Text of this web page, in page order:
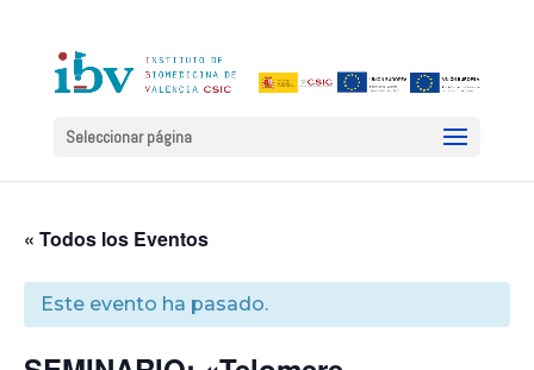
Seleccionar página
« Todos los Eventos
Este evento ha pasado.